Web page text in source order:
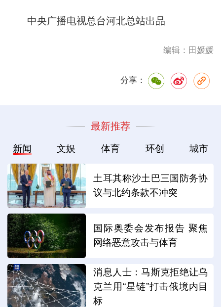
中央广播电视总台河北总站出品
编辑：田媛媛
分享：
最新推荐
新闻 文娱 体育 环创 城市
土耳其称沙土巴三国防务协
议与北约条款不冲突
国际奥委会发布报告 聚焦
网络恶意攻击与体育
消息人士：马斯克拒绝让乌
克兰用“星链”打击俄境内目
标